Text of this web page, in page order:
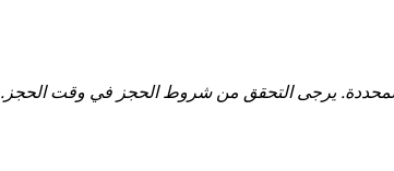
يرجى التحقق من شروط الحجز في وقت الحجز.